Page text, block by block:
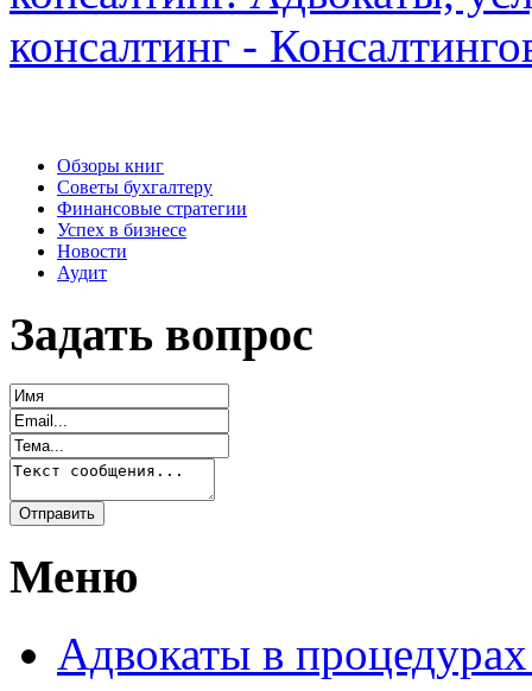
Обзоры книг
Советы бухгалтеру
Финансовые стратегии
Успех в бизнесе
Новости
Аудит
Задать вопрос
Меню
Адвокаты в